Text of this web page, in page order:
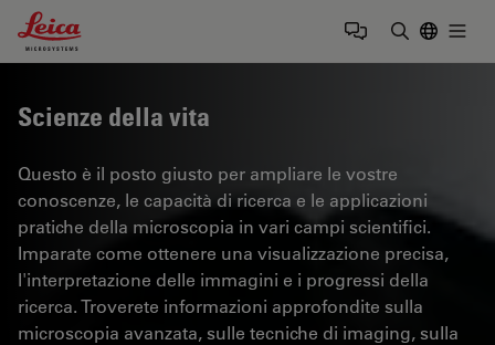
Leica Microsystems Logo
Scienze della vita
Questo è il posto giusto per ampliare le vostre
conoscenze, le capacità di ricerca e le applicazioni
pratiche della microscopia in vari campi scientifici.
Imparate come ottenere una visualizzazione precisa,
l'interpretazione delle immagini e i progressi della
ricerca. Troverete informazioni approfondite sulla
microscopia avanzata, sulle tecniche di imaging, sulla